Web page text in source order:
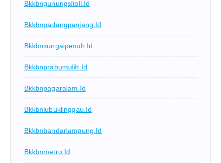
Bkkbngunungsitoli.id
Bkkbnpadangpanjang.id
Bkkbnsungaipenuh.id
Bkkbnprabumulih.id
Bkkbnpagaralam.id
Bkkbnlubuklinggau.id
Bkkbnbandarlampung.id
Bkkbnmetro.id